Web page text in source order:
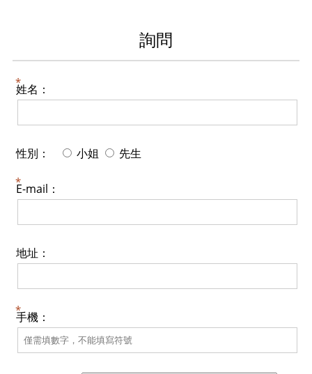
詢問
姓名：
性別： 小姐 先生
E-mail：
地址：
手機：